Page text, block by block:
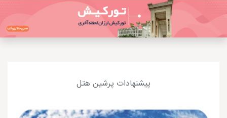
پیشنهادات پرشین هتل